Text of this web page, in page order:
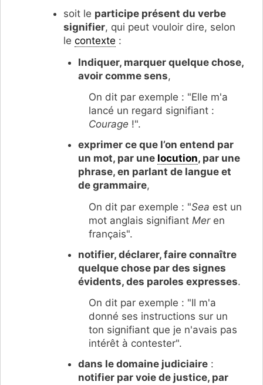
soit le participe présent du verbe
signifier, qui peut vouloir dire, selon
le contexte :
Indiquer, marquer quelque chose,
avoir comme sens,
On dit par exemple : "Elle m'a
lancé un regard signifiant :
Courage !".
exprimer ce que l’on entend par
un mot, par une locution, par une
phrase, en parlant de langue et
de grammaire,
On dit par exemple : "Sea est un
mot anglais signifiant Meren
français".
notifier, déclarer, faire connaître
quelque chose par des signes
évidents, des paroles expresses.
On dit par exemple : "Il m'a
donné ses instructions sur un
ton signifiant que je n'avais pas
intérêt à contester".
dans le domaine judiciaire :
notifier par voie de justice, par